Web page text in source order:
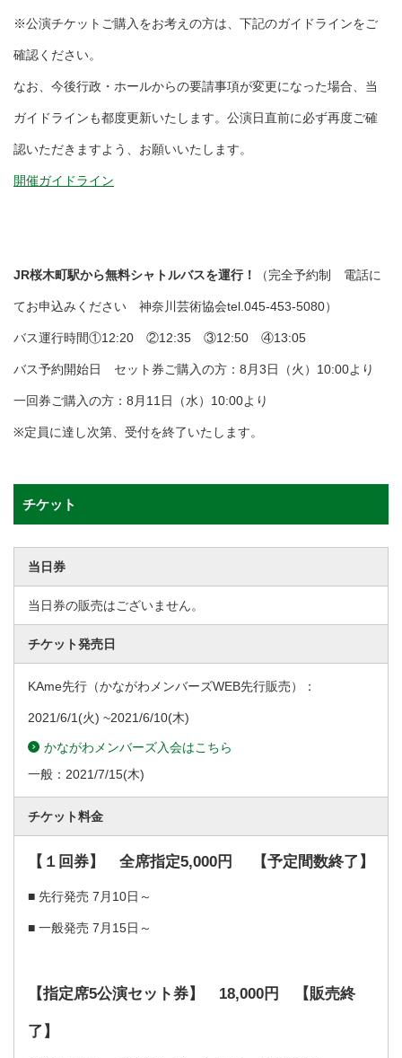
※公演チケットご購入をお考えの方は、下記のガイドラインをご
確認ください。
なお、今後行政・ホールからの要請事項が変更になった場合、当
ガイドラインも都度更新いたします。公演日直前に必ず再度ご確
認いただきますよう、お願いいたします。
開催ガイドライン
JR桜木町駅から無料シャトルバスを運行！ （完全予約制 電話に
てお申込みください 神奈川芸術協会tel.045-453-5080）
バス運行時間①12:20 ②12:35 ③12:50 ④13:05
バス予約開始日 セット券ご購入の方：8月3日（火）10:00より
一回券ご購入の方：8月11日（水）10:00より
※定員に達し次第、受付を終了いたします。
チケット
当日券
当日券の販売はございません。
チケット発売日
KAme先行（かながわメンバーズWEB先行販売）：
2021/6/1(火) ~2021/6/10(木)
かながわメンバーズ入会はこちら
一般： 2021/7/15(木)
チケット料金
【１回券】 全席指定5,000円 【予定間数終了】
■ 先行発売 7月10日～
■ 一般発売 7月15日～
【指定席5公演セット券】 18,000円 【販売終
了】